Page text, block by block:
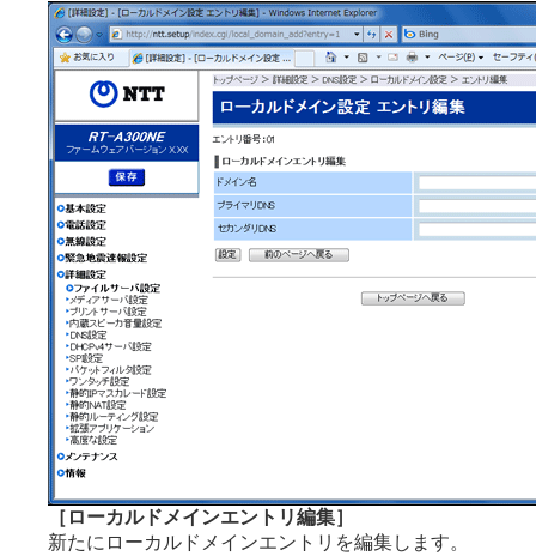
［ローカルドメインエントリ編集］
新たにローカルドメインエントリを編集します。